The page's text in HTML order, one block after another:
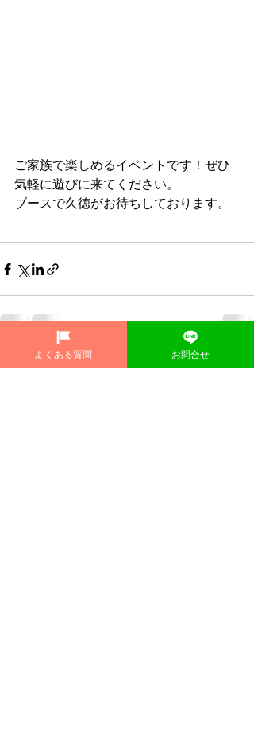
ご家族で楽しめるイベントです！ぜひ
気軽に遊びに来てください。
ブースで久徳がお待ちしております。
関連記事 すべて表示
よくある質問 お問合せ